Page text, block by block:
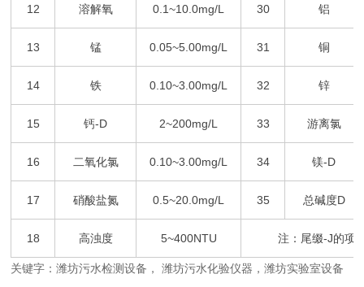
12 溶解氧 0.1~10.0mg/L 30 铝
13 锰 0.05~5.00mg/L 31 铜
14 铁 0.10~3.00mg/L 32 锌
15 钙-D 2~200mg/L 33 游离氯
16 二氧化氯 0.10~3.00mg/L 34 镁-D
17 硝酸盐氮 0.5~20.0mg/L 35 总碱度D
18 高浊度 5~400NTU 注：尾缀-J的项
关键字：潍坊污水检测设备， 潍坊污水化验仪器，潍坊实验室设备